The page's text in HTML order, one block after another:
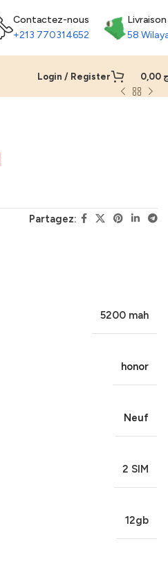
Contactez-nous
+213 770314652
Livraison
58
Login / Register
Partagez:
5200 mah
honor
Neuf
2 SIM
12gb